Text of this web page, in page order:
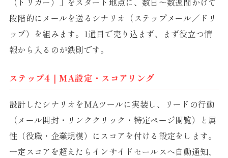
段階的にメールを送るシナリオ（ステップメール／ドリ
ップ）を組みます。1通目で売り込まず、まず役立つ情
報から入るのが鉄則です。
ステップ4｜MA設定・スコアリング
設計したシナリオをMAツールに実装し、リードの行動
（メール開封・リンククリック・特定ページ閲覧）と属
性（役職・企業規模）にスコアを付ける設定をします。
一定スコアを超えたらインサイドセールスへ自動通知、